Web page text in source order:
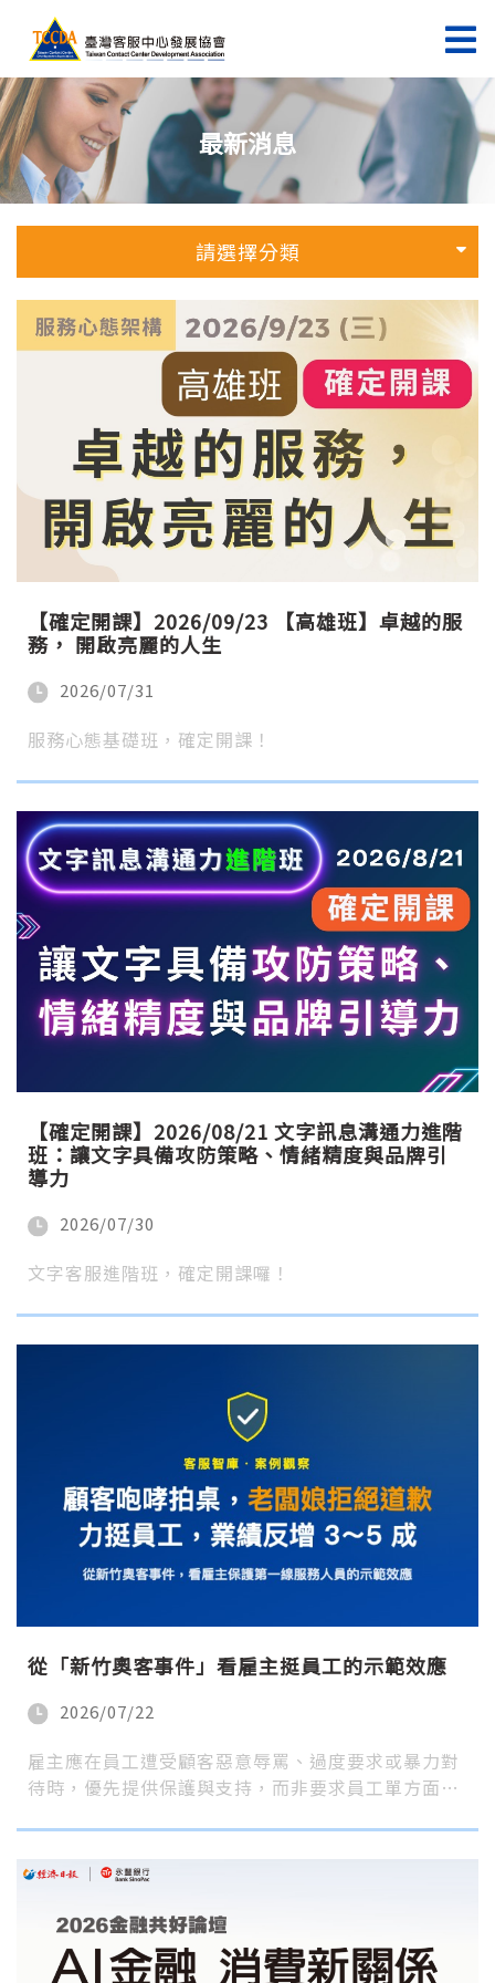
最新消息
請選擇分類
【確定開課】2026/09/23 【高雄班】卓越的服
務， 開啟亮麗的人生
2026/07/31
服務心態基礎班，確定開課！
【確定開課】2026/08/21 文字訊息溝通力進階
班：讓文字具備攻防策略、情緒精度與品牌引
導力
2026/07/30
文字客服進階班，確定開課囉！
從「新竹奧客事件」看雇主挺員工的示範效應
2026/07/22
雇主應在員工遭受顧客惡意辱罵、過度要求或暴力對
待時，優先提供保護與支持，而非要求員工單方面…